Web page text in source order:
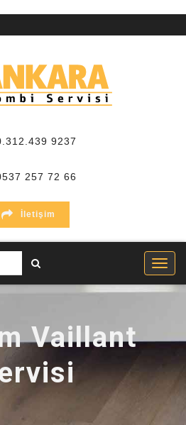
9237
257 72 66
İletişim
Vaillant